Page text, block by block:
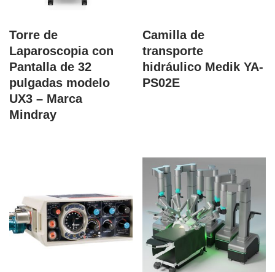
Torre de
Laparoscopia con
Pantalla de 32
pulgadas modelo
UX3 – Marca
Mindray
Camilla de
transporte
hidráulico Medik YA-
PS02E